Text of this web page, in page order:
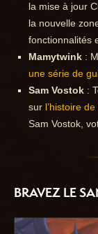
la mise à jour
la nouvelle
fonctionnalités
Mamytwink :
une série de
Sam Vostok :
sur l’histoire
Sam Vostok,
BRAVEZ LE